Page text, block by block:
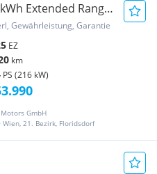
Extended Range
Gewährleistung, Garantie
EZ
km
PS (216 kW)
Motors GmbH
Wien, 21. Bezirk, Floridsdorf